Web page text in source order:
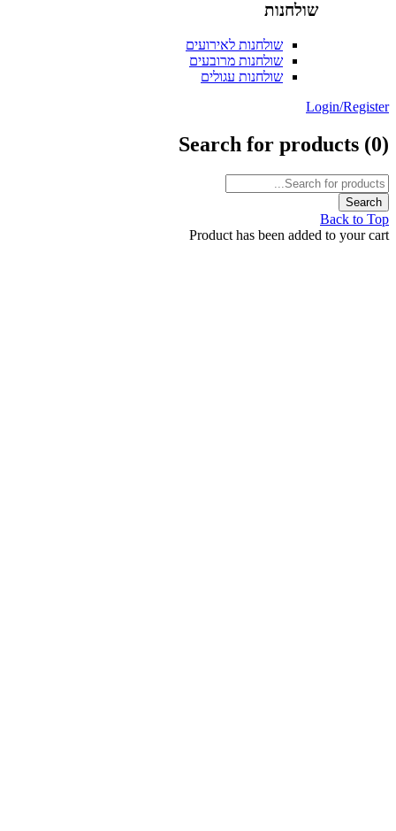
שולחנות
שולחנות לאירועים
שולחנות מרובעים
שולחנות עגולים
Login/
Search for
Back
Product has been added to